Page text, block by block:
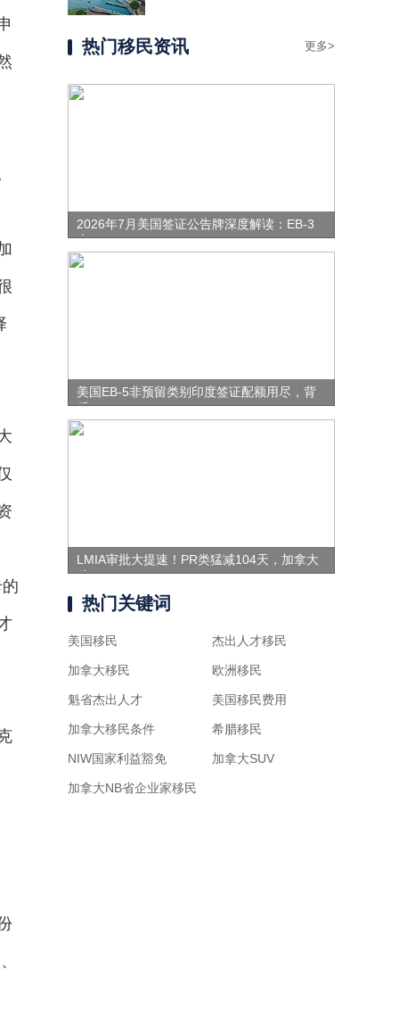
热门移民资讯 更多>
2026年7月美国签证公告牌深度解读：EB-3
表
美国EB-5非预留类别印度签证配额用尽，背
后
LMIA审批大提速！PR类猛减104天，加拿大
移
热门关键词
美国移民
加拿大移民
魁省杰出人才
加拿大移民条件
NIW国家利益豁免
加拿大NB省企业家移民
杰出人才移民
欧洲移民
美国移民费用
希腊移民
加拿大SUV